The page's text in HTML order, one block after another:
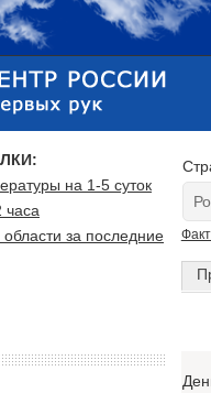
на 1-5 суток
часа
за последние